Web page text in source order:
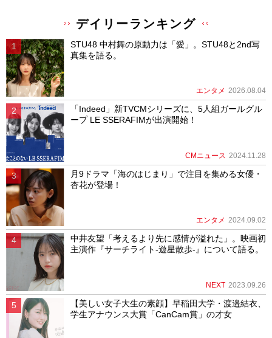
デイリーランキング
STU48 中村舞の原動力は「愛」。STU48と2nd写
真集を語る。
エンタメ 2026.08.04
「Indeed」新TVCMシリーズに、5人組ガールグル
ープ LE SSERAFIMが出演開始！
CMニュース 2024.11.28
月9ドラマ「海のはじまり」で注目を集める女優・
杏花が登場！
エンタメ 2024.09.02
中井友望「考えるより先に感情が溢れた」。映画初
主演作『サーチライト-遊星散歩-』について語る。
NEXT 2023.09.26
【美しい女子大生の素顔】早稲田大学・渡邉結衣、
学生アナウンス大賞「CanCam賞」の才女